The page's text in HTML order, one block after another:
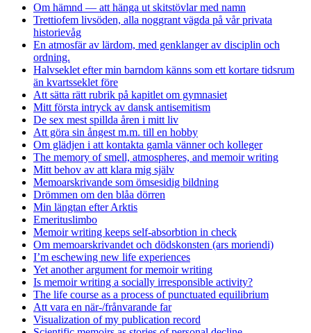
Om hämnd — att hänga ut skitstövlar med namn
Trettiofem livsöden, alla noggrant vägda på vår privata
historievåg
En atmosfär av lärdom, med genklanger av disciplin och
ordning.
Halvseklet efter min barndom känns som ett kortare tidsrum
än kvartsseklet före
Att sätta rätt rubrik på kapitlet om gymnasiet
Mitt första intryck av dansk antisemitism
De sex mest spillda åren i mitt liv
Att göra sin ångest m.m. till en hobby
Om glädjen i att kontakta gamla vänner och kolleger
The memory of smell, atmospheres, and memoir writing
Mitt behov av att klara mig själv
Memoarskrivande som ömsesidig bildning
Drömmen om den blåa dörren
Min längtan efter Arktis
Emerituslimbo
Memoir writing keeps self-absorbtion in check
Om memoarskrivandet och dödskonsten (ars moriendi)
I’m eschewing new life experiences
Yet another argument for memoir writing
Is memoir writing a socially irresponsible activity?
The life course as a process of punctuated equilibrium
Att vara en när-/frånvarande far
Visualization of my publication record